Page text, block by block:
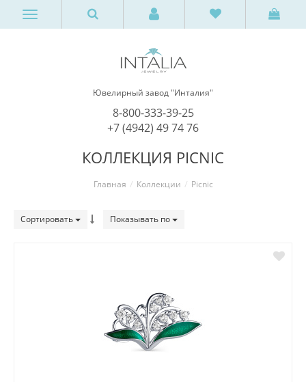
Ювелирный завод "Инталия"
8-800-333-39-25
+7 (4942) 49 74 76
КОЛЛЕКЦИЯ PICNIC
Главная Коллекции Picnic
Сортировать Показывать по